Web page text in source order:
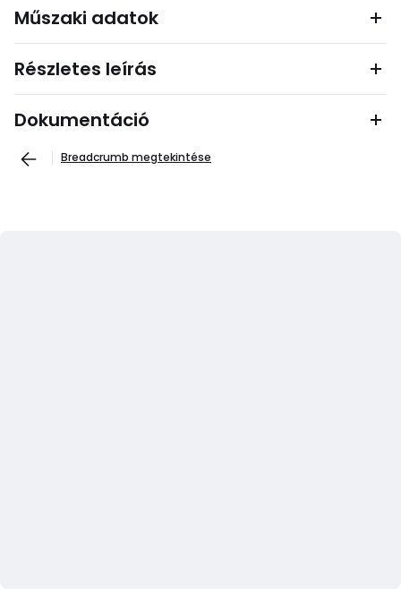
Műszaki adatok
Részletes leírás
Dokumentáció
Breadcrumb megtekintése